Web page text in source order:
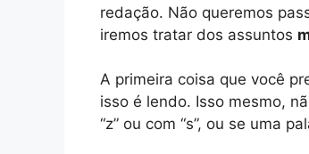
redação. Não queremos
iremos tratar dos assuntos
A primeira coisa que você
isso é lendo. Isso mesmo,
“z” ou com “s”, ou se uma